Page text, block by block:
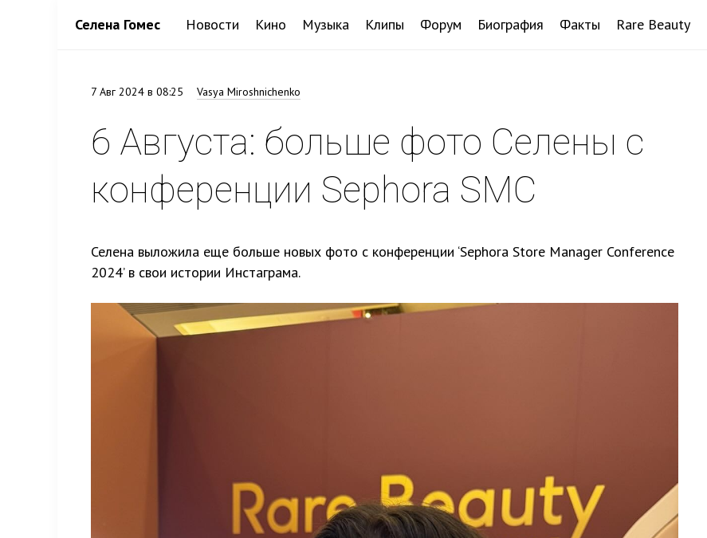
Селена Гомес Новости Кино Музыка Клипы Форум Биография Факты Rare Beauty
7 Авг 2024 в 08:25 Vasya Miroshnichenko
6 Августа: больше фото Селены с
конференции Sephora SMC
Селена выложила еще больше новых фото с конференции ‘Sephora Store Manager Conference
2024’ в свои истории Инстаграма.